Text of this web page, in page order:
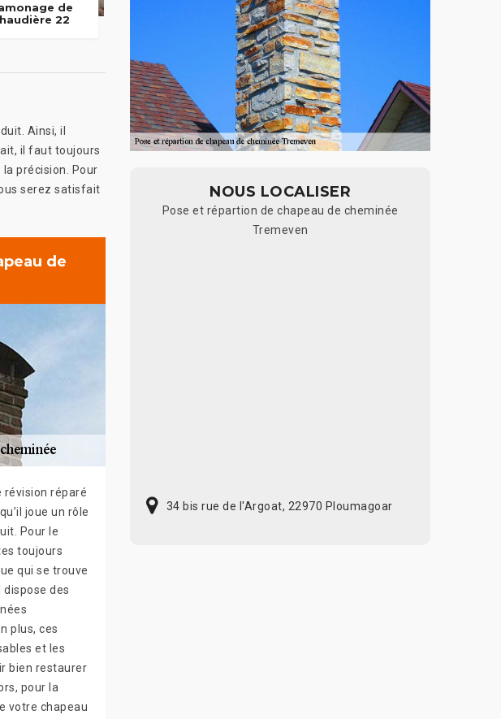
de
22
Ainsi, il
il faut toujours
précision. Pour
serez satisfait
de
révision réparé
joue un rôle
Pour le
toujours
qui se trouve
dispose des
plus, ces
et les
bien restaurer
pour la
votre chapeau
NOUS LOCALISER
Pose et répartion de chapeau de cheminée
Tremeven
34 bis rue de l'Argoat, 22970 Ploumagoar